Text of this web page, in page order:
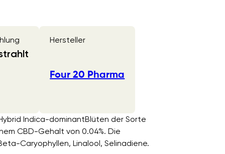
Hersteller
Four 20 Pharma
Indica-dominantBlüten der Sorte
CBD-Gehalt von 0.04%. Die
Caryophyllen, Linalool, Selinadiene.